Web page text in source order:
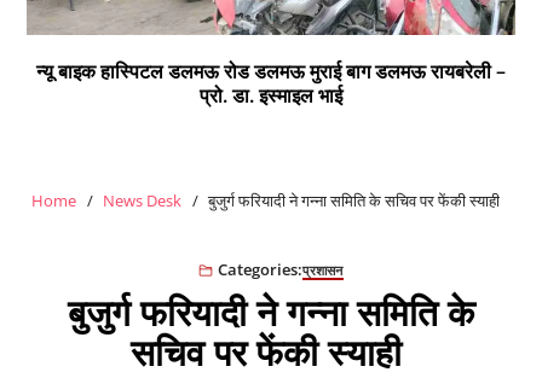
न्यू बाइक हास्पिटल डलमऊ रोड डलमऊ मुराई बाग डलमऊ रायबरेली –
प्रो. डा. इस्माइल भाई
Home News Desk बुजुर्ग फरियादी ने गन्ना समिति के सचिव पर फेंकी स्याही
Categories:प्रशासन
बुजुर्ग फरियादी ने गन्ना समिति के
सचिव पर फेंकी स्याही